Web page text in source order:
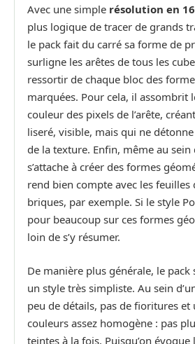
Avec une simple résolution en
plus logique de tracer de grands
le pack fait du carré sa forme de
surligne les arêtes de tous les
ressortir de chaque bloc des
marquées. Pour cela, il assombrit
couleur des pixels de l’arête,
liseré, visible, mais qui ne
de la texture. Enfin, même au sein
s’attache à créer des formes
rend bien compte avec les feuilles
briques, par exemple. Si le style
pour beaucoup sur ces formes
loin de s’y résumer.
De manière plus générale, le pack
un style très simpliste. Au sein
peu de détails, pas de fioritures et
couleurs assez homogène : pas
teintes à la fois. Puisqu’on évoque